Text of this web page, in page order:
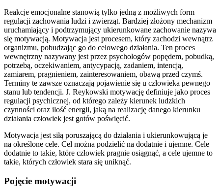
Reakcje emocjonalne stanowią tylko jedną z możliwych form
regulacji zachowania ludzi i zwierząt. Bardziej złożony mechanizm
uruchamiający i podtrzymujący ukierunkowane zachowanie nazywa
się motywacją. Motywacja jest procesem, który zachodzi wewnątrz
organizmu, pobudzając go do celowego działania. Ten proces
wewnętrzny nazywany jest przez psychologów popędem, pobudką,
potrzebą, oczekiwaniem, antycypacją, zadaniem, intencją,
zamiarem, pragnieniem, zainteresowaniem, obawą przed czymś.
Terminy te zawsze oznaczają pojawienie się u człowieka pewnego
stanu lub tendencji. J. Reykowski motywację definiuje jako proces
regulacji psychicznej, od którego zależy kierunek ludzkich
czynności oraz ilość energii, jaką na realizację danego kierunku
działania człowiek jest gotów poświęcić.
Motywacja jest siłą poruszającą do działania i ukierunkowującą je
na określone cele. Cel można podzielić na dodatnie i ujemne. Cele
dodatnie to takie, które człowiek pragnie osiągnąć, a cele ujemne to
takie, których człowiek stara się uniknąć.
Pojęcie motywacji